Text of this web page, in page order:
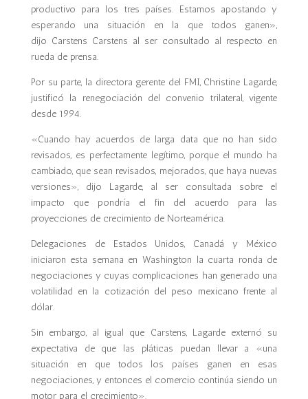
productivo para los tres países. Estamos apostando y
esperando una situación en la que todos ganen»,
dijo Carstens Carstens al ser consultado al respecto en
rueda de prensa.
Por su parte, la directora gerente del FMI, Christine Lagarde,
justificó la renegociación del convenio trilateral, vigente
desde 1994.
«Cuando hay acuerdos de larga data que no han sido
revisados, es perfectamente legítimo, porque el mundo ha
cambiado, que sean revisados, mejorados, que haya nuevas
versiones», dijo Lagarde, al ser consultada sobre el
impacto que pondría el fin del acuerdo para las
proyecciones de crecimiento de Norteamérica.
Delegaciones de Estados Unidos, Canadá y México
iniciaron esta semana en Washington la cuarta ronda de
negociaciones y cuyas complicaciones han generado una
volatilidad en la cotización del peso mexicano frente al
dólar.
Sin embargo, al igual que Carstens, Lagarde externó su
expectativa de que las pláticas puedan llevar a «una
situación en que todos los países ganen en esas
negociaciones, y entonces el comercio continúa siendo un
motor para el crecimiento».